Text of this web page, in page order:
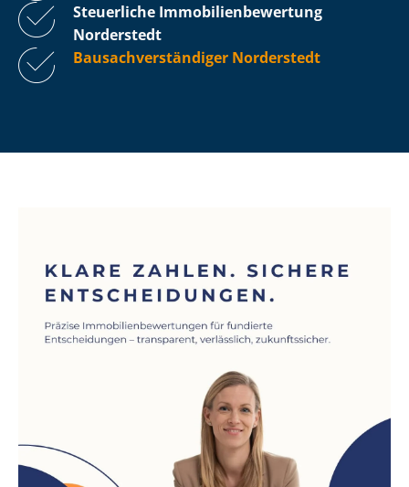
Steuerliche Im­mo­bi­li­en­be­wer­tung
Norderstedt
Bau­sach­ver­stän­di­ger Norderstedt